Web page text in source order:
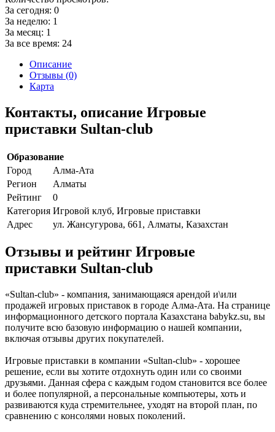
За сегодня: 0
За неделю: 1
За месяц: 1
За все время: 24
Описание
Отзывы (0)
Карта
Контакты, описание Игровые
приставки Sultan-club
Образование
Город
Алма-Ата
Регион
Алматы
Рейтинг
0
Категория Игровой клуб, Игровые приставки
Адрес
ул. Жансугурова, 661, Алматы, Казахстан
Отзывы и рейтинг Игровые
приставки Sultan-club
«Sultan-club» - компания, занимающаяся арендой и\или
продажей игровых приставок в городе Алма-Ата. На странице
информационного детского портала Казахстана babykz.su, вы
получите всю базовую информацию о нашей компании,
включая отзывы других покупателей.
Игровые приставки в компании «Sultan-club» - хорошее
решение, если вы хотите отдохнуть один или со своими
друзьями. Данная сфера с каждым годом становится все более
и более популярной, а персональные компьютеры, хоть и
развиваются куда стремительнее, уходят на второй план, по
сравнению с консолями новых поколений.